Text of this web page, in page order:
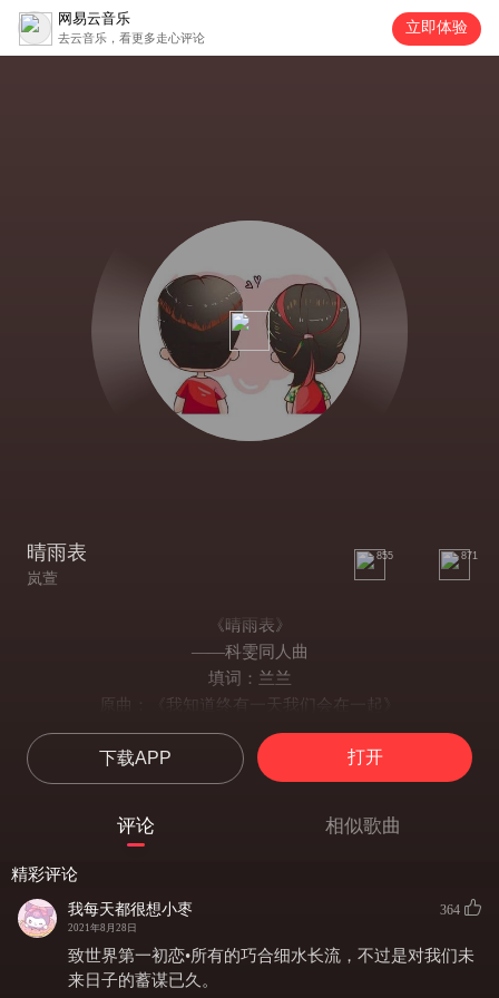
网易云音乐
去云音乐，看更多走心评论
立即体验
晴雨表
岚萱
855 871
《晴雨表》
——科雯同人曲
填词：兰兰
原曲：《我知道终有一天我们会在一起》
情窦初开时豆蔻惹新芽的季节
冬至情切意绵掌心化雪
誓言定情不负每次遇见
少年桀骜难驯柔情却自难浮现
挥手聚散苦辣酸甜
空间被设置仅限你可见
吵闹间情话千百遍
下载APP 打开
评论 相似歌曲
精彩评论
我每天都很想小枣
2021年8月28日
364
致世界第一初恋•所有的巧合细水长流，不过是对我们未
来日子的蓄谋已久。